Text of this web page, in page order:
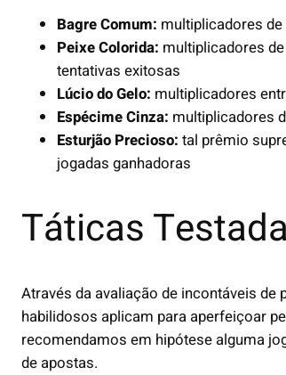
Bagre Comum: multiplicadores de
Peixe Colorida: multiplicadores
tentativas exitosas
Lúcio do Gelo: multiplicadores
Espécime Cinza: multiplicadores
Esturjão Precioso: tal prêmio
jogadas ganhadoras
Táticas
Através da avaliação de incontáveis
habilidosos aplicam para aperfeiçoar
recomendamos em hipótese alguma
de apostas.